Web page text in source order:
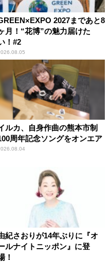
2027まであと8
月！“花博”の魅力届けた
！#2
ルカ、自身作曲の熊本市制
周年記念ソングをオンエア
紀さおりが14年ぶりに『オ
ルナイトニッポン』に登
！